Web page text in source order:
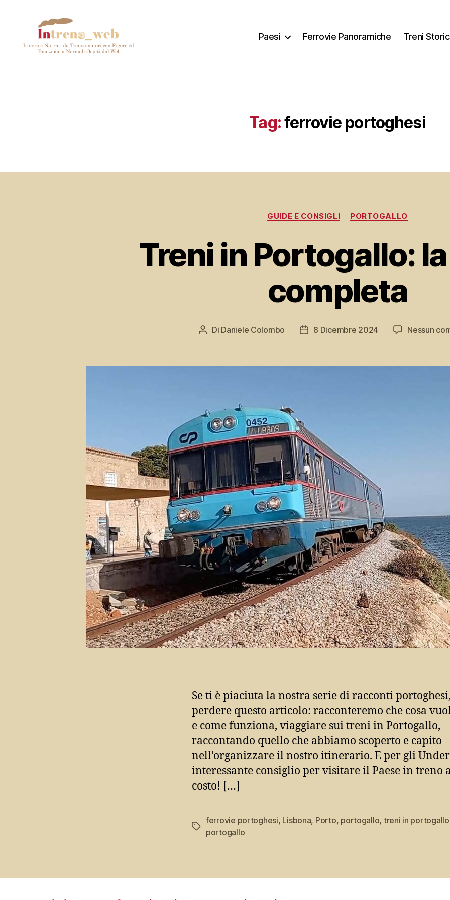
Paesi Ferrovie Panoramiche Treni
Tag:ferrovie portoghesi
Categorie
GUIDE E CONSIGLI PORTOGALLO
Treni in Portogallo:
completa
Autore
Di Daniele Colombo
Data8 Dicembre 2024 Nessun
Se ti è piaciuta la nostra serie di racconti
perdere questo articolo: racconteremo che cosa
e come funziona, viaggiare sui treni in Portogallo,
raccontando quello che abbiamo scoperto e capito
nell’organizzare il nostro itinerario. E per gli
interessante consiglio per visitare il Paese in treno
costo! […]
Tag
ferrovie portoghesi, Lisbona, Porto, portogallo, treni in portogallo
portogallo